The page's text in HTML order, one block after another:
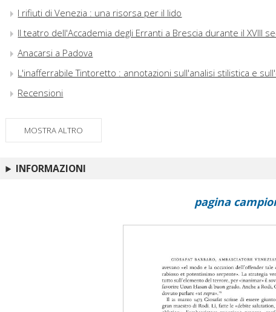
I rifiuti di Venezia : una risorsa per il lido
Il teatro dell'Accademia degli Erranti a Brescia durante il XVIII
Anacarsi a Padova
L'inafferrabile Tintoretto : annotazioni sull'analisi stilistica e
Recensioni
MOSTRA ALTRO
INFORMAZIONI
pagina